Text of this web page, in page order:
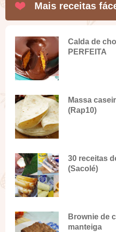
Mais receitas
Calda de
PERFEITA
Massa
(Rap10)
30 receitas
(Sacolé)
Brownie de
manteiga